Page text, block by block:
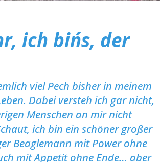
ich bin´s, der
viel Pech bisher in meinem
Dabei versteh ich gar nicht,
Menschen an mir nicht
ich bin ein schöner großer
Beaglemann mit Power ohne
mit Appetit ohne Ende… aber